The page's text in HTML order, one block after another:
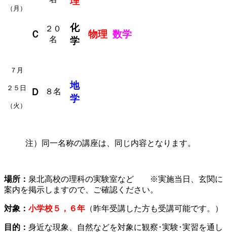
（月）
Ｃ
２０
名
化
学
物理 数学
７月
２５日
（火）
Ｄ ８名
地
学
注）同一名称の講座は、同じ内容となります。
場所： 泉北高校の理科の実験室など ※実施当日、玄関に
案内を掲示しますので、ご確認ください。
対象： 小学校５，６年 （昨年受講した方も受講可能です。）
目的： 身近な現象、自然などを対象に観察･実験･実習を通し